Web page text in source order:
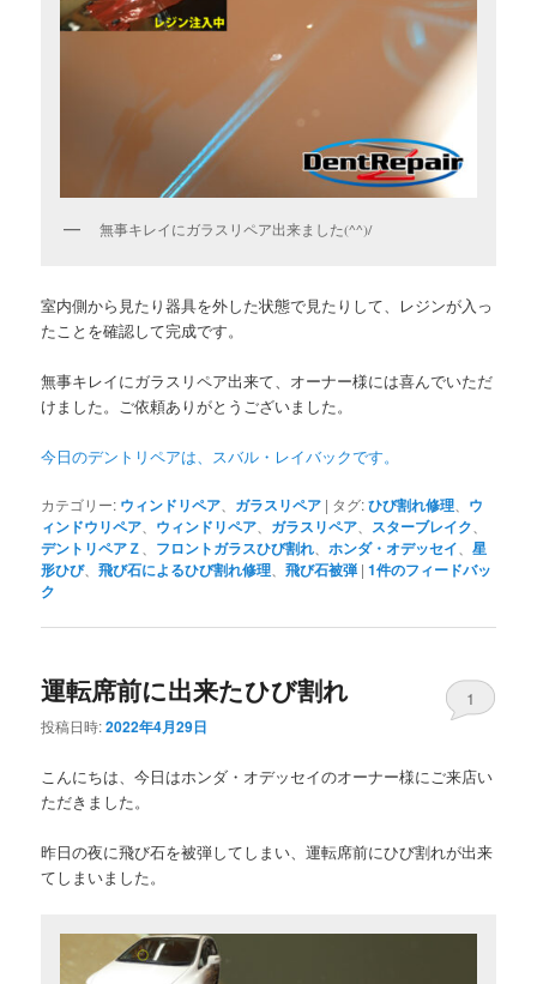
無事キレイにガラスリペア出来ました(^^)/
室内側から見たり器具を外した状態で見たりして、レジンが入っ
たことを確認して完成です。
無事キレイにガラスリペア出来て、オーナー様には喜んでいただ
けました。ご依頼ありがとうございました。
今日のデントリペアは、スバル・レイバックです。
カテゴリー: ウィンドリペア ガラスリペア | タグ:ひび割れ修理
ウ
ィンドウリペア
ウィンドリペア ガラスリペア スターブレイク
デントリペアＺ フロントガラスひび割れ 、ホンダ・オデッセイ 、星
形ひび、飛び石によるひび割れ修理 、飛び石被弾 |1件のフィードバッ
ク
運転席前に出来たひび割れ
投稿日時:2022年4月29日
1
こんにちは、今日はホンダ・オデッセイのオーナー様にご来店い
ただきました。
昨日の夜に飛び石を被弾してしまい、運転席前にひび割れが出来
てしまいました。